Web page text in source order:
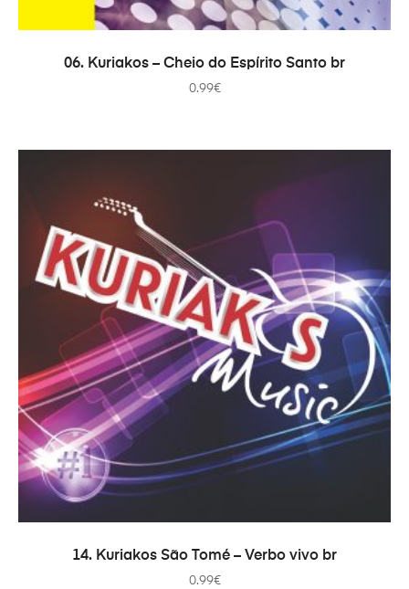
ADICIONAR
06. Kuriakos – Cheio do Espírito Santo br
0.99€
ADICIONAR
14. Kuriakos São Tomé – Verbo vivo br
0.99€